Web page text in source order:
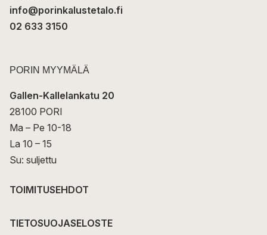
info@porinkalustetalo.fi
02 633 3150
PORIN MYYMÄLÄ
Gallen-Kallelankatu 20
28100 PORI
Ma – Pe 10-18
La 10 – 15
Su: suljettu
TOIMITUSEHDOT
TIETOSUOJASELOSTE